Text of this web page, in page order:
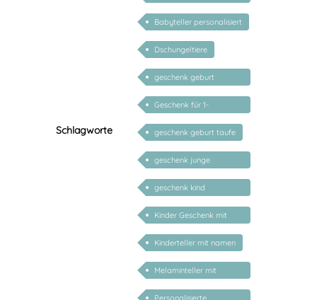
Schlagworte
geburt personalisiert
Babyteller personalisiert
Dschungeltiere
geschenk geburt
personalisiert
Geschenk für 1-
jährige/2-jährige/3-
jährige
geschenk geburt taufe
geschenk junge
mädchen
geschenk kind
personalisiert
Kinder Geschenk mit
Namen
Kinderteller mit namen
Melaminteller mit
Namen
Personalisierte